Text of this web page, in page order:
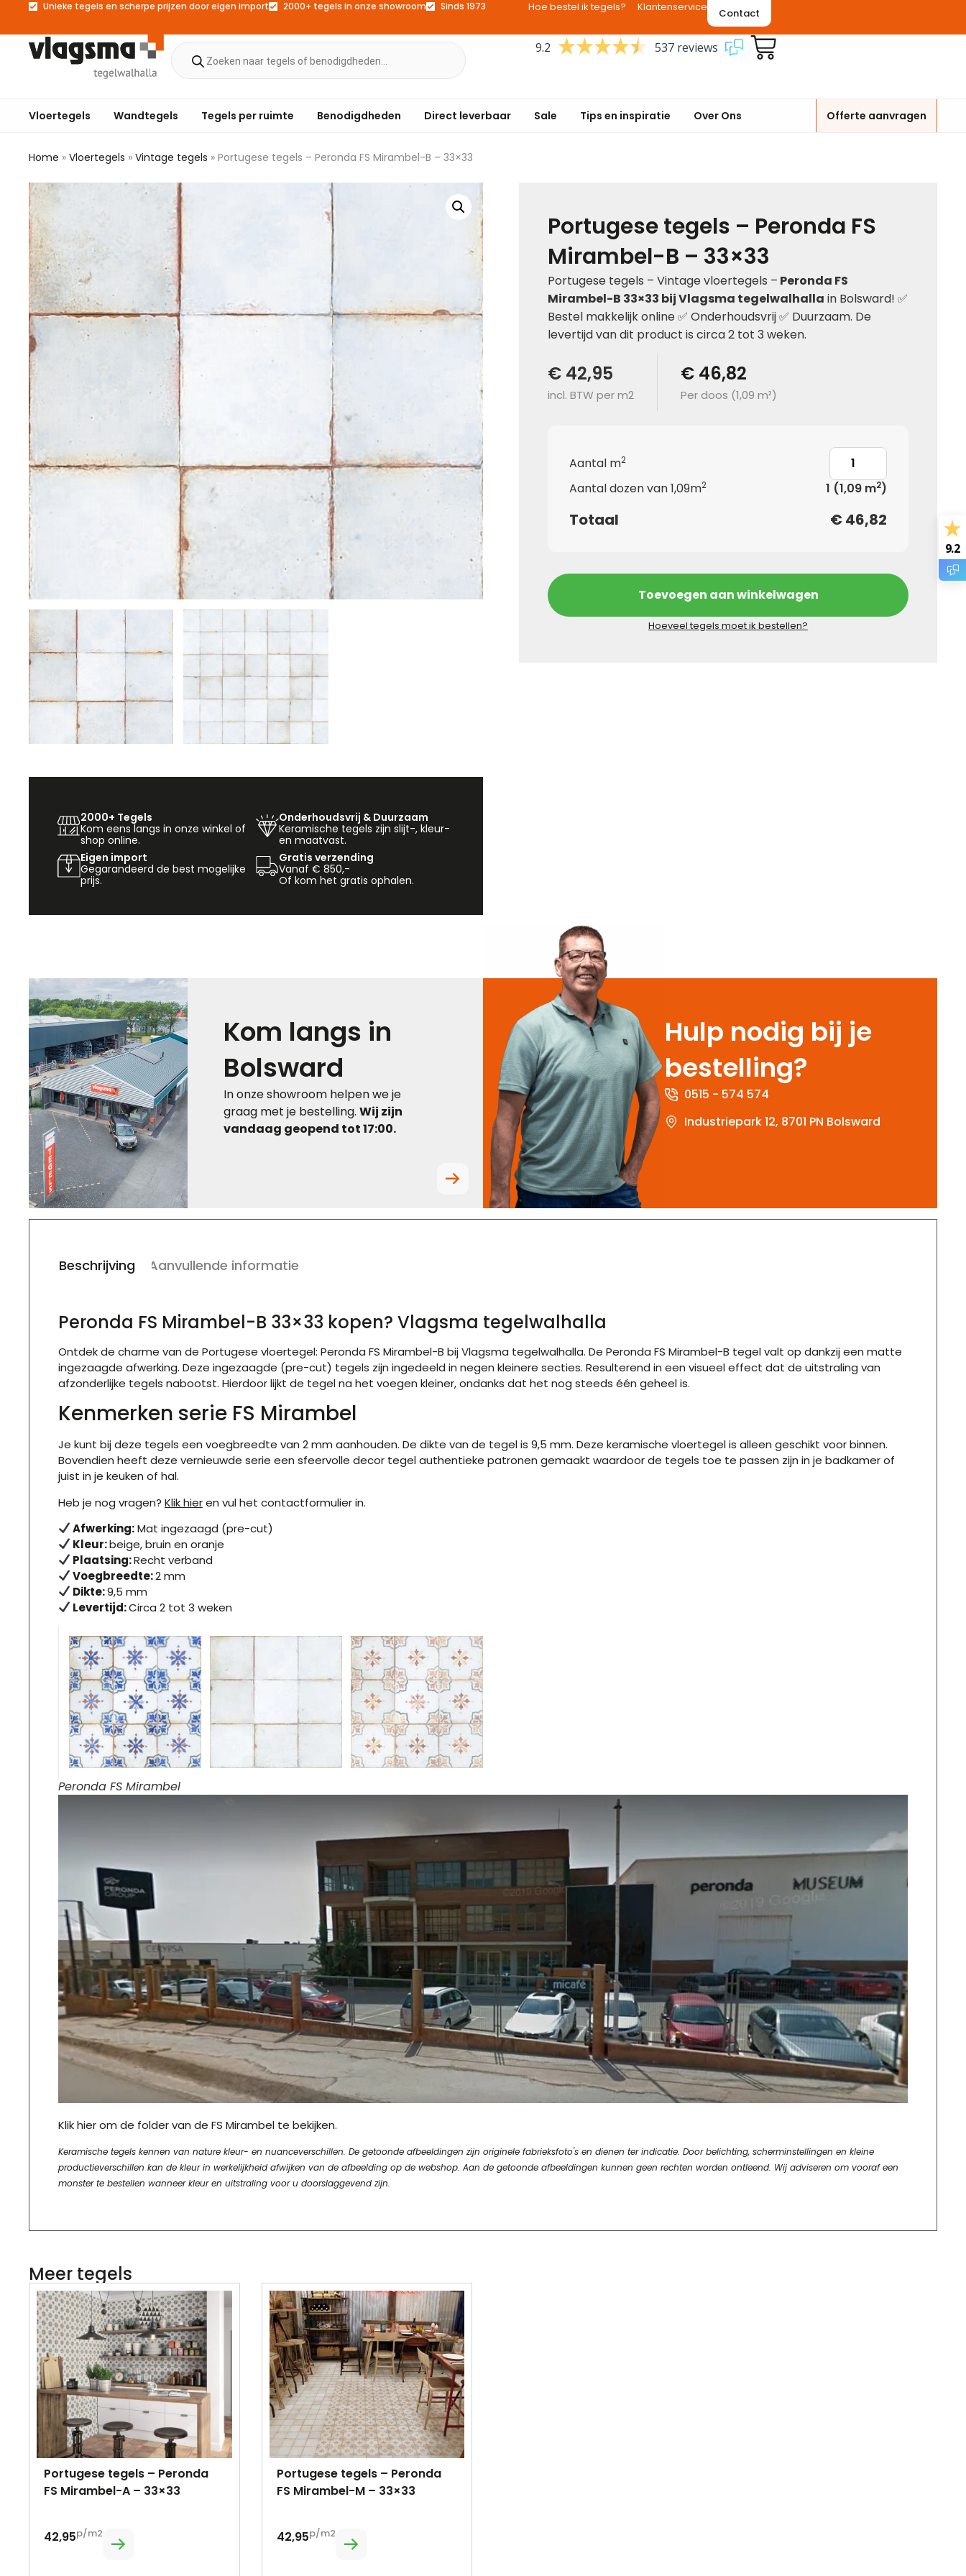
Unieke tegels en scherpe prijzen door eigen import 2000+ tegels in onze showroom Sinds 1973 Hoe bestel ik tegels? Klantenservice Contact
9.2 537 reviews
Vloertegels Wandtegels Tegels per ruimte Benodigdheden Direct leverbaar Sale Tips en inspiratie Over Ons Offerte aanvragen
Home » Vloertegels » Vintage tegels » Portugese tegels – Peronda FS Mirambel-B – 33×33
2000+ Tegels
Kom eens langs in onze winkel of
shop online.
Onderhoudsvrij & Duurzaam
Keramische tegels zijn slijt-, kleur-
en maatvast.
Eigen import
Gegarandeerd de best mogelijke
prijs.
Gratis verzending
Vanaf € 850,-
Of kom het gratis ophalen.
Portugese tegels – Peronda FS
Mirambel-B – 33×33
Portugese tegels – Vintage vloertegels – Peronda FS
Mirambel-B 33×33 bij Vlagsma tegelwalhalla in Bolsward! ✅
Bestel makkelijk online ✅ Onderhoudsvrij ✅ Duurzaam. De
levertijd van dit product is circa 2 tot 3 weken.
€ 42,95
incl. BTW per m2
€ 46,82
Per doos (1,09 m²)
Aantal m2
Aantal dozen van 1,09m2 1 (1,09 m2)
Totaal € 46,82
Toevoegen aan winkelwagen
Hoeveel tegels moet ik bestellen?
Kom langs in
Bolsward
In onze showroom helpen we je
graag met je bestelling.Wij zijn
vandaag geopend tot 17:00.
Hulp nodig bij je
bestelling?
0515 - 574 574
Industriepark 12, 8701 PN Bolsward
Beschrijving Aanvullende informatie
Peronda FS Mirambel-B 33×33 kopen? Vlagsma tegelwalhalla
Ontdek de charme van de Portugese vloertegel: Peronda FS Mirambel-B bij Vlagsma tegelwalhalla. De Peronda FS Mirambel-B tegel valt op dankzij een matte
ingezaagde afwerking. Deze ingezaagde (pre-cut) tegels zijn ingedeeld in negen kleinere secties. Resulterend in een visueel effect dat de uitstraling van
afzonderlijke tegels nabootst. Hierdoor lijkt de tegel na het voegen kleiner, ondanks dat het nog steeds één geheel is.
Kenmerken serie FS Mirambel
Je kunt bij deze tegels een voegbreedte van 2 mm aanhouden. De dikte van de tegel is 9,5 mm. Deze keramische vloertegel is alleen geschikt voor binnen.
Bovendien heeft deze vernieuwde serie een sfeervolle decor tegel authentieke patronen gemaakt waardoor de tegels toe te passen zijn in je badkamer of
juist in je keuken of hal.
Heb je nog vragen? Klik hieren vul het contactformulier in.
Afwerking:Mat ingezaagd (pre-cut)
Kleur:beige, bruin en oranje
Plaatsing:Recht verband
Voegbreedte:2mm
Dikte:9,5mm
Levertijd:Circa 2 tot 3 weken
Peronda FS Mirambel
Klik hier om de folder van de FS Mirambel te bekijken.
Keramische tegels kennen van nature kleur- en nuanceverschillen. De getoonde afbeeldingen zijn originele fabrieksfoto's en dienen ter indicatie. Door belichting, scherminstellingen en kleine
productieverschillen kan de kleur in werkelijkheid afwijken van de afbeelding op de webshop. Aan de getoonde afbeeldingen kunnen geen rechten worden ontleend. Wij adviseren om vooraf een
monster te bestellen wanneer kleur en uitstraling voor u doorslaggevend zijn.
Meer tegels
Portugese tegels – Peronda
FS Mirambel-A – 33×33
42,95p/m2
Portugese tegels – Peronda
FS Mirambel-M – 33×33
42,95p/m2
9.2